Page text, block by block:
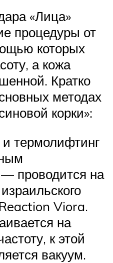
«Лица»
процедуры от
которых
а кожа
Кратко
методах
корки»:
термолифтинг
проводится на
Viora.
на
к этой
вакуум.